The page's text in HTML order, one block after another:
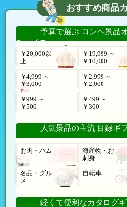
おすすめ商品
予算で選ぶ コンペ景品
チョイス
￥20,000以
上
￥19,999 ～
￥10,000
￥4,999 ～
￥3,000
￥2,999 ～
￥2,000
￥999 ～
￥500
￥499 ～
￥300
人気景品の主流 目録ギ
お肉・ハム
海産物・お
刺身
名品・グル
メ
自転車
軽くて便利なカタログギ